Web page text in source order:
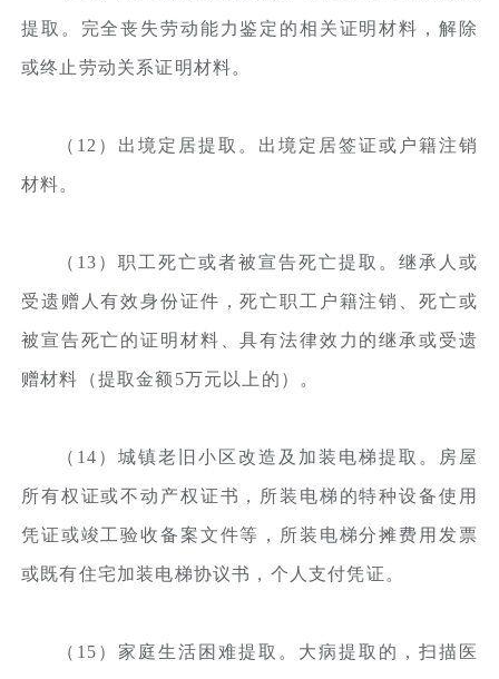
提取。完全丧失劳动能力鉴定的相关证明材料，解除
或终止劳动关系证明材料。
（12）出境定居提取。出境定居签证或户籍注销
材料。
（13）职工死亡或者被宣告死亡提取。继承人或
受遗赠人有效身份证件，死亡职工户籍注销、死亡或
被宣告死亡的证明材料、具有法律效力的继承或受遗
赠材料（提取金额5万元以上的）。
（14）城镇老旧小区改造及加装电梯提取。房屋
所有权证或不动产权证书，所装电梯的特种设备使用
凭证或竣工验收备案文件等，所装电梯分摊费用发票
或既有住宅加装电梯协议书，个人支付凭证。
（15）家庭生活困难提取。大病提取的，扫描医